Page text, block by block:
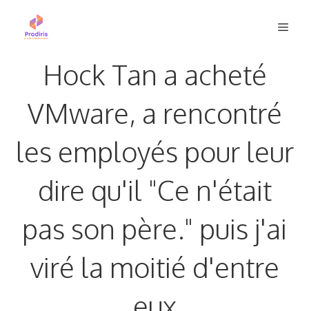
Hock Tan a acheté
VMware, a rencontré
les employés pour leur
dire qu'il "Ce n'était
pas son père." puis j'ai
viré la moitié d'entre